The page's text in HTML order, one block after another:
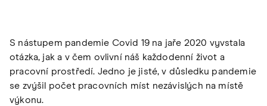
S nástupem pandemie Covid 19 na jaře 2020 vyvstala
otázka, jak a v čem ovlivní náš každodenní život a
pracovní prostředí. Jedno je jisté, v důsledku pandemie
se zvýšil počet pracovních míst nezávislých na místě
výkonu.